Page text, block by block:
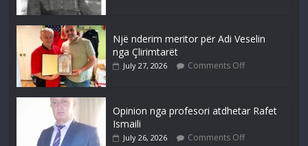
Një nderim meritor për Adi Veselin
nga Çlirimtarët
July 27, 2026 Comments Off
Opinion nga profesori atdhetar Rafet
Ismaili
July 26, 2026 Comments Off